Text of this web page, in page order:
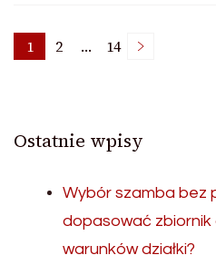
Nawigacja
Page
1 Page
2 … Page
14
Ostatnie wpisy
Wybór szamba bez
dopasować zbiornik
warunków działki?